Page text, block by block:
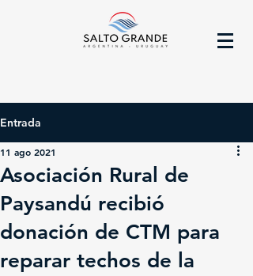
Entrada
Asociación Rural de
Paysandú recibió
donación de CTM para
reparar techos de la
11 ago 2021